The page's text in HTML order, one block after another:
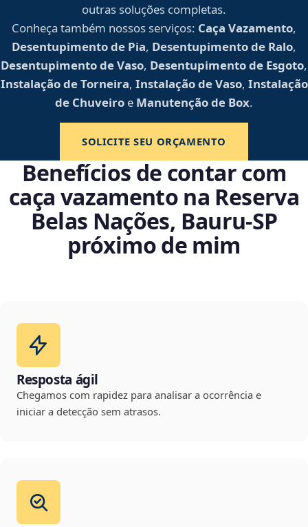
outras soluções completas.
Conheça também nossos serviços: Caça Vazamento,
Desentupimento de Pia, Desentupimento de Ralo,
Desentupimento de Vaso, Desentupimento de Esgoto,
Instalação de Torneira, Instalação de Vaso, Instalação
de Chuveiro e Manutenção de Box.
SOLICITE SEU ORÇAMENTO
Benefícios de contar com
caça vazamento na Reserva
Belas Nações, Bauru‑SP
próximo de mim
Resposta ágil
Chegamos com rapidez para analisar a ocorrência e
iniciar a detecção sem atrasos.